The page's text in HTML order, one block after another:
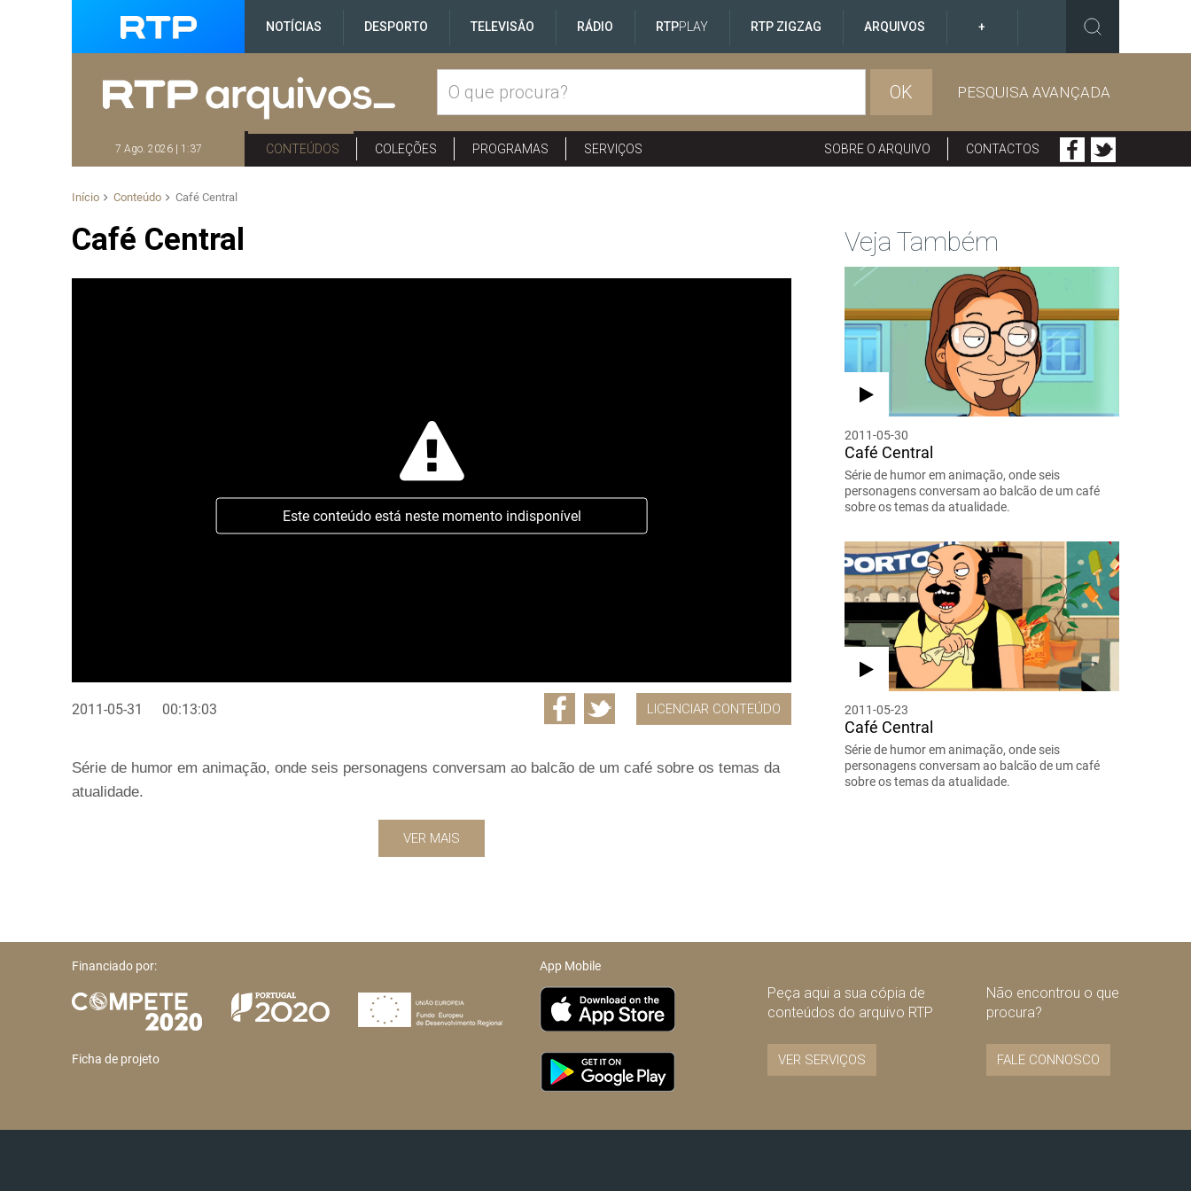
NOTÍCIAS DESPORTO TELEVISÃO RÁDIO RTPPLAY RTP ZIGZAG ARQUIVOS +
OK PESQUISA AVANÇADA
7 Ago. 2026 | 1:37 CONTEÚDOS COLEÇÕES PROGRAMAS SERVIÇOS SOBRE O ARQUIVO CONTACTOS
Início Conteúdo Café Central
Café Central
Este conteúdo está neste momento indisponível
2011-05-31 00:13:03 LICENCIAR CONTEÚDO
Série de humor em animação, onde seis personagens conversam ao balcão de um café sobre os temas da
atualidade.
VER MAIS
Veja Também
2011-05-30
Café Central
Série de humor em animação, onde seis
personagens conversam ao balcão de um café
sobre os temas da atualidade.
2011-05-23
Café Central
Série de humor em animação, onde seis
personagens conversam ao balcão de um café
sobre os temas da atualidade.
Financiado por:
Ficha de projeto
App Mobile
Peça aqui a sua cópia de
conteúdos do arquivo RTP
VER SERVIÇOS
Não encontrou o que
procura?
FALE CONNOSCO